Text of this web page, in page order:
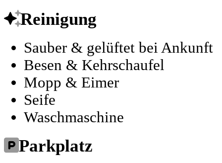
Reinigung
Sauber & gelüftet bei Ankunft
Besen & Kehrschaufel
Mopp & Eimer
Seife
Waschmaschine
Parkplatz